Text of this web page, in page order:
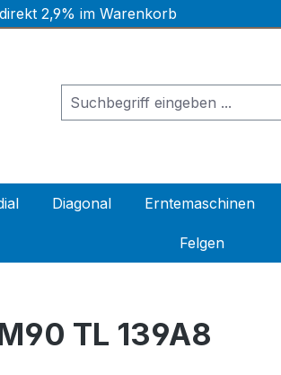
2,9% im Warenkorb
Diagonal Erntemaschinen
Felgen
TL 139A8